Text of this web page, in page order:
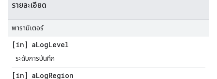
รายละเอียด
พารามิเตอร์
[in] aLogLevel
ระดับการบันทึก
[in] aLogRegion